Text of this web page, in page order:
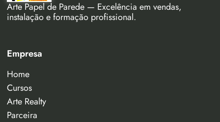
Arte Papel de Parede — Excelência em vendas,
instalação e formação profissional.
Empresa
Home
Cursos
Arte Realty
Parceira